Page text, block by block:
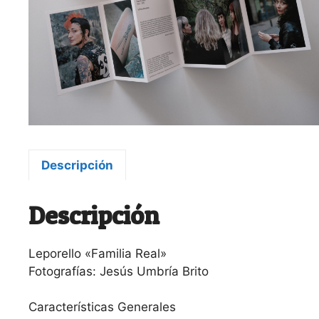
Descripción
Descripción
Leporello «Familia Real»
Fotografías: Jesús Umbría Brito
Características Generales